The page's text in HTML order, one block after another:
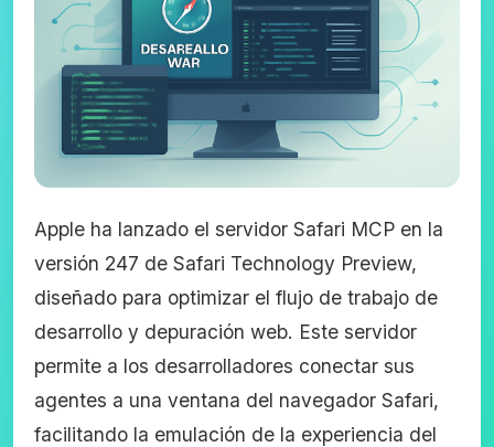
Apple ha lanzado el servidor Safari MCP en la
versión 247 de Safari Technology Preview,
diseñado para optimizar el flujo de trabajo de
desarrollo y depuración web. Este servidor
permite a los desarrolladores conectar sus
agentes a una ventana del navegador Safari,
facilitando la emulación de la experiencia del